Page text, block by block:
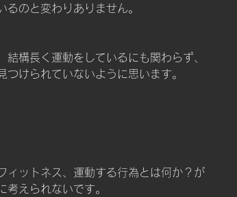
るのと変わりありません。
構長く運動をしているにも関わらず、
けられていないように思います。
ィットネス、運動する行為とは何か？が
考えられないです。